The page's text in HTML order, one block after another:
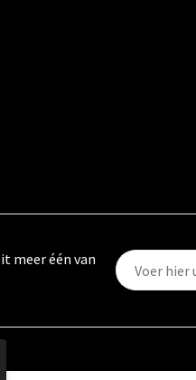
meer één van